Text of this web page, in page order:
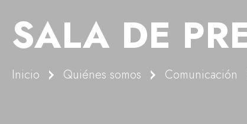
SALA DE
Inicio Quiénes somos Comunicación